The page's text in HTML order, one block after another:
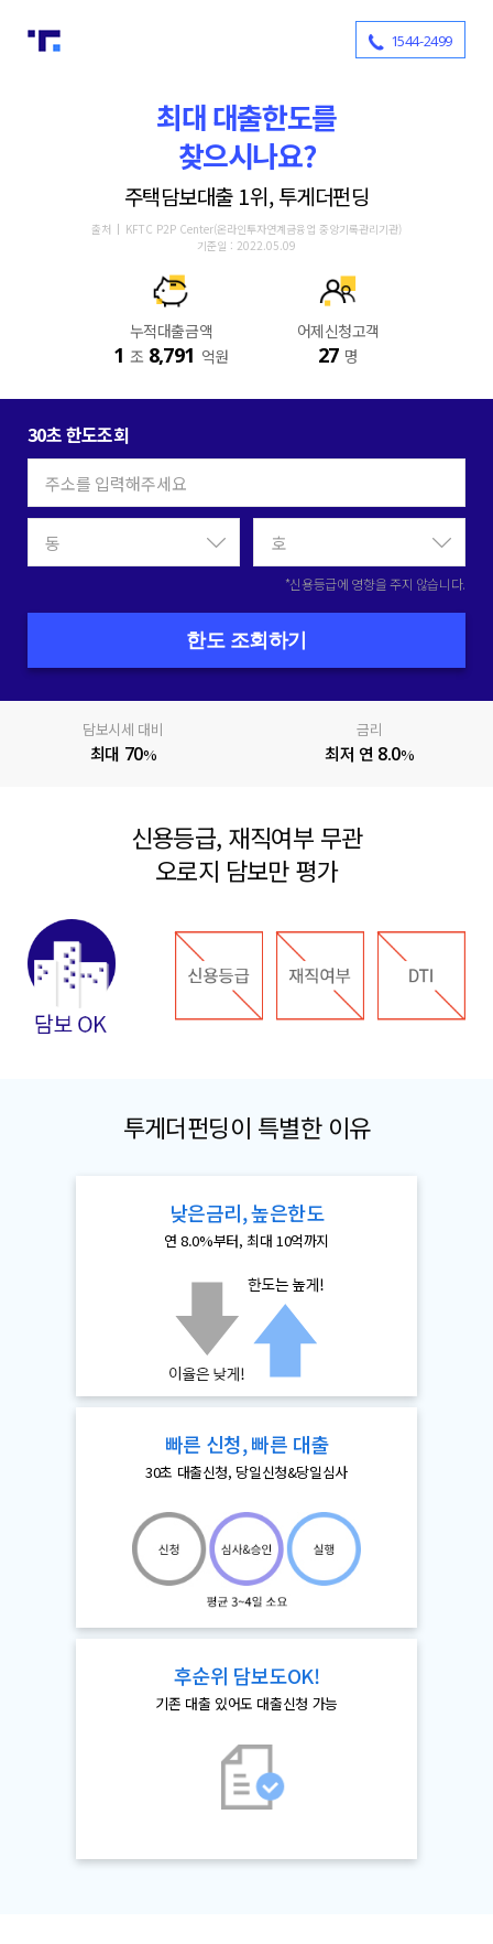
1544-2499
최대 대출한도를
찾으시나요?
주택담보대출 1위, 투게더펀딩
출처
KFTC P2P Center(온라인투자연계금융업 중앙기록관리기관)
기준일 : 2022.05.09
누적대출금액
1 조 8,791 억원
어제신청고객
27 명
30초 한도조회
*신용등급에 영향을 주지 않습니다.
한도 조회하기
담보시세 대비
최대 70%
금리
최저 연 8.0%
신용등급, 재직여부 무관
오로지 담보만 평가
투게더펀딩이 특별한 이유
낮은금리, 높은한도
연 8.0%부터, 최대 10억까지
빠른 신청, 빠른 대출
30초 대출신청, 당일신청&당일심사
후순위 담보도OK!
기존 대출 있어도 대출신청 가능